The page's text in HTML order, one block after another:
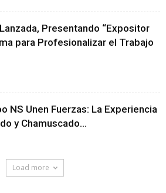
Presentando “Expositor
para Profesionalizar el Trabajo
NS Unen Fuerzas: La Experiencia
y Chamuscado...
Load more